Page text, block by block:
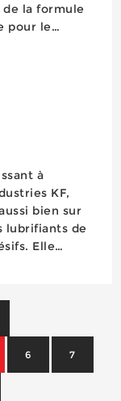
pour le
à
KF,
bien sur
lubrifiants de
Elle
6 7